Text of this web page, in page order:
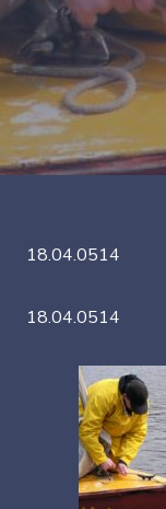
18.04.0514
18.04.0514